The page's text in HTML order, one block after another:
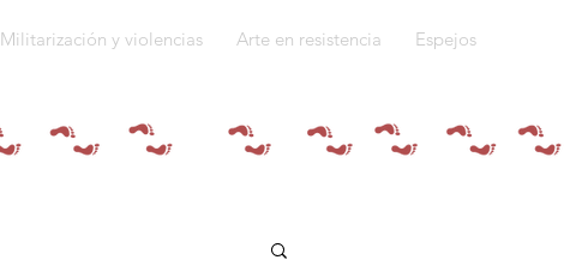
Militarización y violencias Arte en resistencia Espejos